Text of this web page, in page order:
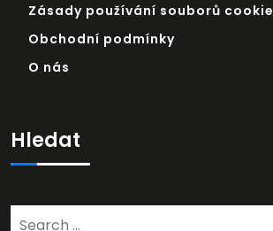
Zásady používání souborů cookie
Obchodní podmínky
O nás
Hledat